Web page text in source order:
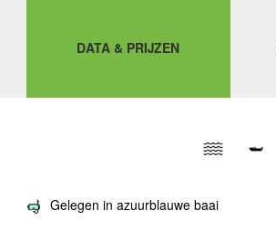
DATA & PRIJZEN
Gelegen in azuurblauwe baai